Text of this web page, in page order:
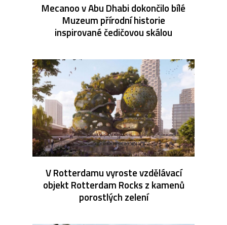
Mecanoo v Abu Dhabi dokončilo bílé
Muzeum přírodní historie
inspirované čedičovou skálou
V Rotterdamu vyroste vzdělávací
objekt Rotterdam Rocks z kamenů
porostlých zelení